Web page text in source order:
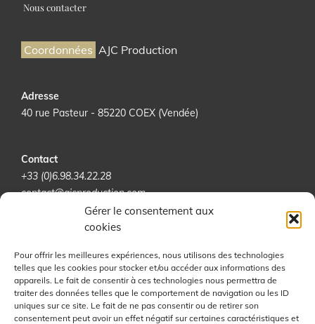
Gérer le consentement aux
cookies
Pour offrir les meilleures expériences, nous utilisons des technologies
telles que les cookies pour stocker et/ou accéder aux informations des
appareils. Le fait de consentir à ces technologies nous permettra de
traiter des données telles que le comportement de navigation ou les ID
uniques sur ce site. Le fait de ne pas consentir ou de retirer son
consentement peut avoir un effet négatif sur certaines caractéristiques et
Nous contacter
Coordonnées AJC Production
Adresse
40 rue Pasteur - 85220 COEX (Vendée)
Contact
+33 (0)6.98.34.22.28
contact@ajcproduction.com